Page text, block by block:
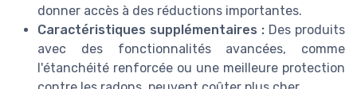
donner accès à des réductions importantes.
Caractéristiques supplémentaires : Des produits
avec des fonctionnalités avancées, comme
l'étanchéité renforcée ou une meilleure protection